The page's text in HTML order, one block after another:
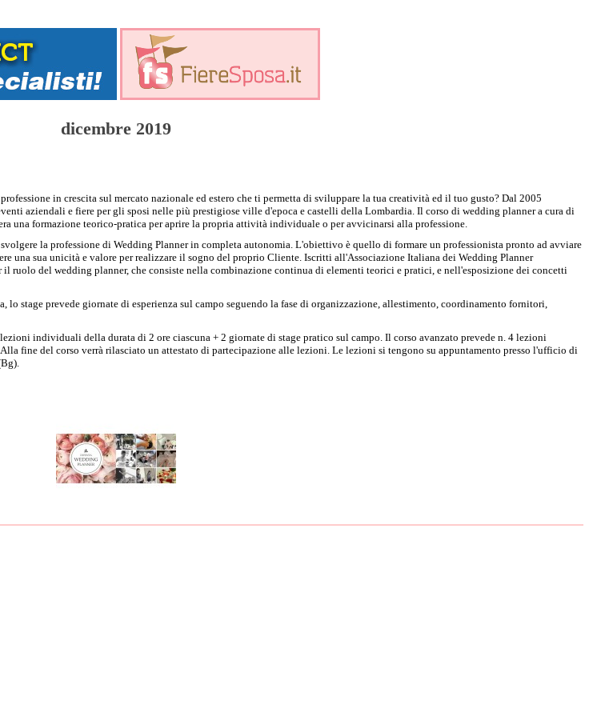
dicembre 2019
in crescita sul mercato nazionale ed estero che ti permetta di sviluppare la tua creatività ed il tuo gusto? Dal 2005
aziendali e fiere per gli sposi nelle più prestigiose ville d'epoca e castelli della Lombardia. Il corso di wedding planner a cura di
una formazione teorico-pratica per aprire la propria attività individuale o per avvicinarsi alla professione.
la professione di Wedding Planner in completa autonomia. L'obiettivo è quello di formare un professionista pronto ad avviare
una sua unicità e valore per realizzare il sogno del proprio Cliente. Iscritti all'Associazione Italiana dei Wedding Planner
ruolo del wedding planner, che consiste nella combinazione continua di elementi teorici e pratici, e nell'esposizione dei concetti
stage prevede giornate di esperienza sul campo seguendo la fase di organizzazione, allestimento, coordinamento fornitori,
individuali della durata di 2 ore ciascuna + 2 giornate di stage pratico sul campo. Il corso avanzato prevede n. 4 lezioni
fine del corso verrà rilasciato un attestato di partecipazione alle lezioni. Le lezioni si tengono su appuntamento presso l'ufficio di